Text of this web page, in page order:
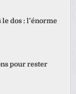
dos : l’énorme
pour rester